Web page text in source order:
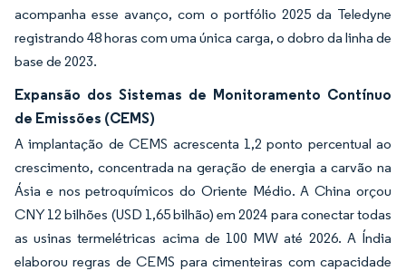
acompanha esse avanço, com o portfólio 2025 da Teledyne
registrando 48 horas com uma única carga, o dobro da linha de
base de 2023.
Expansão dos Sistemas de Monitoramento Contínuo
de Emissões (CEMS)
A implantação de CEMS acrescenta 1,2 ponto percentual ao
crescimento, concentrada na geração de energia a carvão na
Ásia e nos petroquímicos do Oriente Médio. A China orçou
CNY 12 bilhões (USD 1,65 bilhão) em 2024 para conectar todas
as usinas termelétricas acima de 100 MW até 2026. A Índia
elaborou regras de CEMS para cimenteiras com capacidade